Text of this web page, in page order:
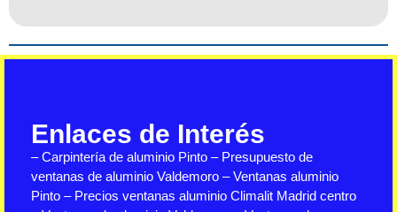
Enlaces de Interés
–Carpintería de aluminio Pinto – Presupuesto de
ventanas de aluminio Valdemoro –Ventanas aluminio
Pinto – Precios ventanas aluminio Climalit Madrid centro